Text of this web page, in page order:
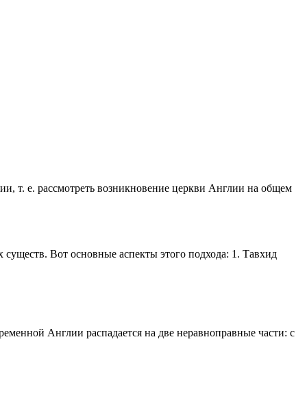
т. е. рассмотреть возникновение церкви Англии на общем
Вот основные аспекты этого подхода: 1. Тавхид
Англии распадается на две неравноправные части: с